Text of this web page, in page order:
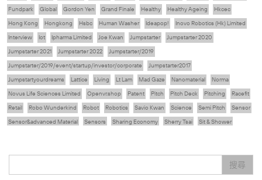
Fundpark
Global Gordon Yen Grand Finale Healthy Healthy Ageing
Hkcec
Hong Kong
Hongkong Hsbc Human Washer Ideapop!
Inovo Robotics (Hk) Limited
Interview
Iot Ipharma Limited Joe Kwan Jumpstarter
Jumpstarter 2020
Jumpstarter 2021
Jumpstarter 2022
Jumpstarter/2019
Jumpstarter/2019/event/startup/investor/corporate
Jumpstarter2017
Jumpstartyourdreams
Lattice Living Lt Lam Mad Gaze Nanomaterial
Norma
Novus Life Sciences Limited
Openvr.shop Patent Pitch Pitch Deck Pitching
Racefit
Retail
Robo Wunderkind Robot Robotics Savio Kwan Science Semi Pitch
Sensor
Sensor&advanced Material
Sensors Sharing Economy Sherry Tsai
Sit & Shower
搜尋